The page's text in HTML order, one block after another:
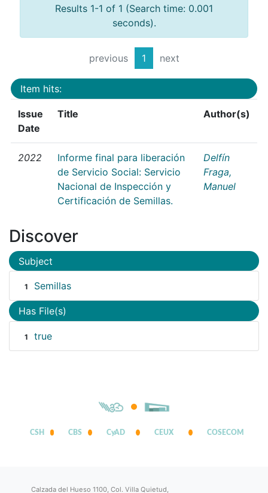
Results 1-1 of 1 (Search time: 0.001
seconds).
previous 1 next
Item hits:
Issue
Date
Title Author(s)
2022
Informe final para liberación
de Servicio Social: Servicio
Nacional de Inspección y
Certificación de Semillas.
Delfín
Fraga,
Manuel
Discover
Subject
1 Semillas
Has File(s)
1 true
CSH CBS CyAD CEUX COSECOM
Calzada del Hueso 1100, Col. Villa Quietud,